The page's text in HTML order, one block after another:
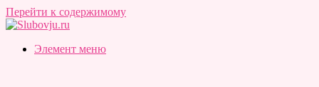
Перейти к содержимому
Slubovju.ru
Бесплатные
Элемент меню